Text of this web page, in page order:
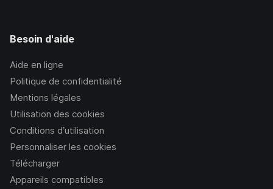
Besoin d'aide
Aide en ligne
Politique de confidentialité
Mentions légales
Utilisation des cookies
Conditions d’utilisation
Personnaliser les cookies
Télécharger
Appareils compatibles